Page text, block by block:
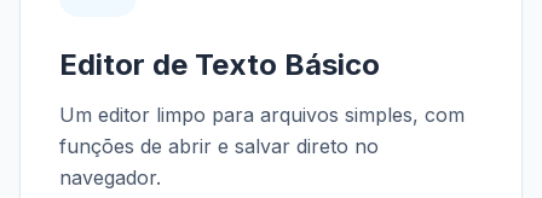
Editor de Texto Básico
Um editor limpo para arquivos simples, com
funções de abrir e salvar direto no
navegador.